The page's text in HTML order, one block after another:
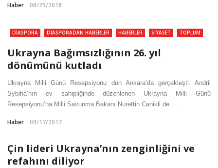
Haber 08/29/2018
DIASPORA DIASPORADAN HABERLER HABERLER SIYASET
TOPLUM
Ukrayna Bağımsızlığının 26. yıl
dönümünü kutladı
Ukrayna Milli Günü Resepsiyonu dün Ankara’da gerçekleşti. Andrii
Sybiha’nın ev sahipliğinde düzenlenen Ukrayna Milli Günü
Resepsiyonu’na Milli Savunma Bakanı Nurettin Canikli de ...
Haber 09/17/2017
Çin lideri Ukrayna’nın zenginliğini ve
refahını diliyor